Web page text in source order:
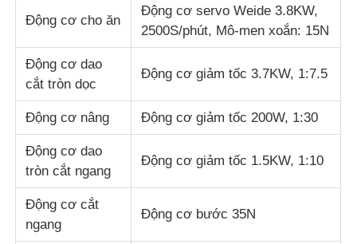
Máy kiểm tra tác động
Máy thử abrasion
thiết bị kiểm tra cao su
Động cơ cho ăn
Động cơ servo Weide 3.8KW,
2500S/phút, Mô-men xoắn: 15N
Động cơ dao
cắt tròn dọc
Động cơ giảm tốc 3.7KW, 1:7.5
Động cơ nâng Động cơ giảm tốc 200W, 1:30
Động cơ dao
tròn cắt ngang
Động cơ giảm tốc 1.5KW, 1:10
Động cơ cắt
ngang
Động cơ bước 35N